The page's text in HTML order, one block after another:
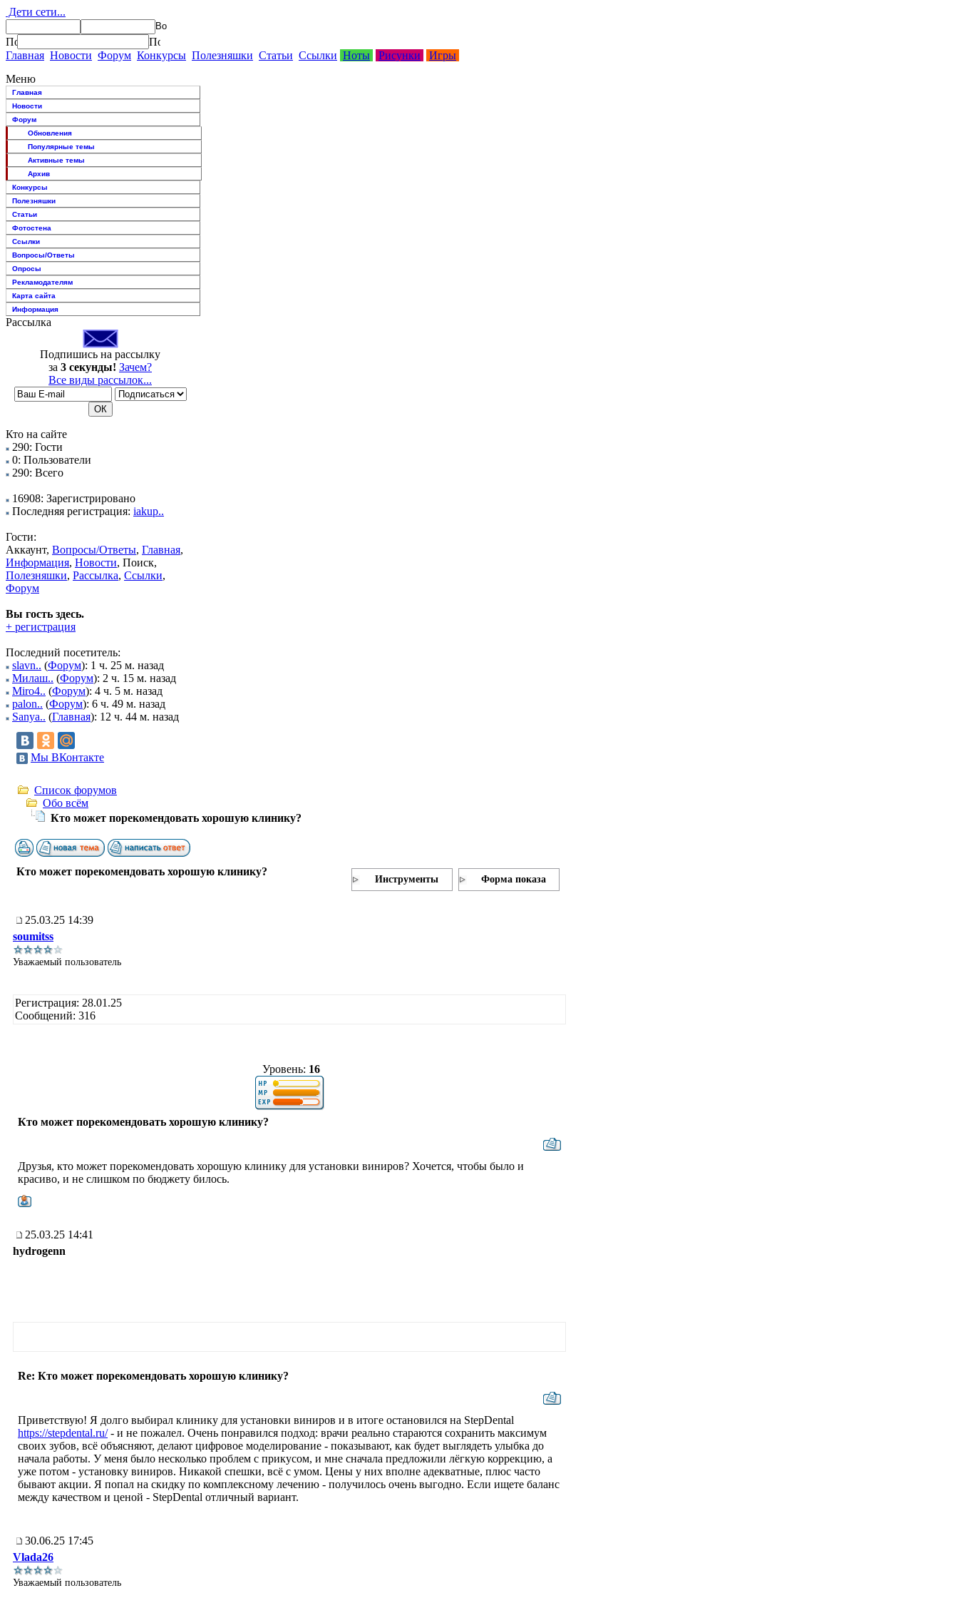
Дети сети...
Главная Новости Форум Конкурсы Полезняшки Статьи Ссылки Ноты Рисунки
Игры
Меню
Главная
Новости
Форум
Обновления
Популярные темы
Активные темы
Архив
Конкурсы
Полезняшки
Статьи
Фотостена
Ссылки
Вопросы/Ответы
Опросы
Рекламодателям
Карта сайта
Информация
Рассылка
Подпишись на рассылку
за 3 секунды! Зачем?
Все виды рассылок...
Кто на сайте
290: Гости
0: Пользователи
290: Всего
16908: Зарегистрировано
Последняя регистрация: iakup..
Гости:
Аккаунт, Вопросы/Ответы, Главная,
Информация, Новости, Поиск,
Полезняшки, Рассылка, Ссылки,
Форум
Вы гость здесь.
+ регистрация
Последний посетитель:
slavn.. (Форум): 1 ч. 25 м. назад
Милаш.. (Форум): 2 ч. 15 м. назад
Miro4.. (Форум): 4 ч. 5 м. назад
palon.. (Форум): 6 ч. 49 м. назад
Sanya.. (Главная): 12 ч. 44 м. назад
Мы ВКонтакте
Список форумов
Обо всём
Кто может порекомендовать хорошую клинику?
Кто может порекомендовать хорошую клинику?
Инструменты Форма показа
25.03.25 14:39
soumitss
Уважаемый пользователь
Регистрация: 28.01.25
Сообщений: 316
Уровень: 16
Кто может порекомендовать хорошую клинику?
Друзья, кто может порекомендовать хорошую клинику для установки виниров? Хочется, чтобы было и
красиво, и не слишком по бюджету билось.
25.03.25 14:41
hydrogenn
Re: Кто может порекомендовать хорошую клинику?
Приветствую! Я долго выбирал клинику для установки виниров и в итоге остановился на StepDental
https://stepdental.ru/- и не пожалел. Очень понравился подход: врачи реально стараются сохранить максимум
своих зубов, всё объясняют, делают цифровое моделирование - показывают, как будет выглядеть улыбка до
начала работы. У меня было несколько проблем с прикусом, и мне сначала предложили лёгкую коррекцию, а
уже потом - установку виниров. Никакой спешки, всё с умом. Цены у них вполне адекватные, плюс часто
бывают акции. Я попал на скидку по комплексному лечению - получилось очень выгодно. Если ищете баланс
между качеством и ценой - StepDental отличный вариант.
30.06.25 17:45
Vlada26
Уважаемый пользователь